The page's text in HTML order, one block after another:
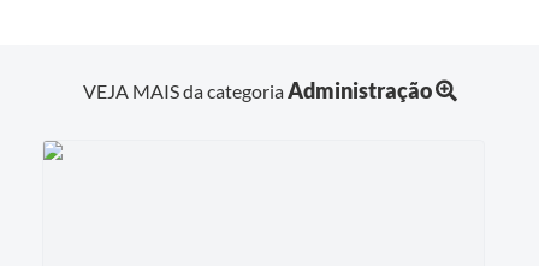
VEJA MAIS da categoriaAdministração